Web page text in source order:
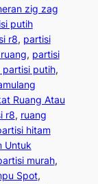
zig zag
putih
r8, partisi
, partisi
partisi putih
Ruang Atau
r8, ruang
hitam
Untuk
murah
Spot